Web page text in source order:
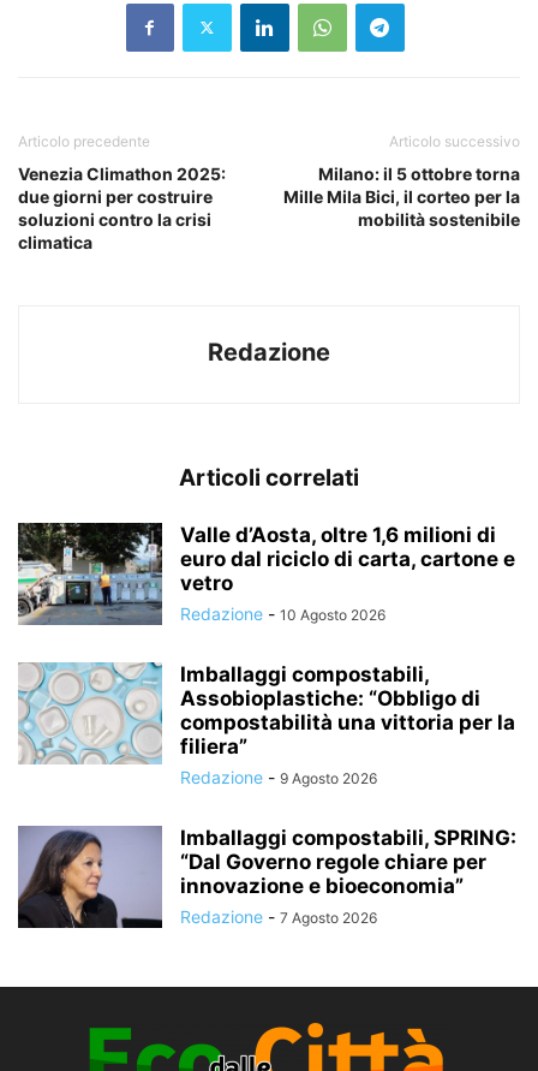
Articolo precedente
Venezia Climathon 2025:
due giorni per costruire
soluzioni contro la crisi
climatica
Articolo successivo
Milano: il 5 ottobre torna
Mille Mila Bici, il corteo per la
mobilità sostenibile
Redazione
Articoli correlati
Valle d’Aosta, oltre 1,6 milioni di
euro dal riciclo di carta, cartone e
vetro
Redazione - 10 Agosto 2026
Imballaggi compostabili,
Assobioplastiche: “Obbligo di
compostabilità una vittoria per la
filiera”
Redazione - 9 Agosto 2026
Imballaggi compostabili, SPRING:
“Dal Governo regole chiare per
innovazione e bioeconomia”
Redazione - 7 Agosto 2026